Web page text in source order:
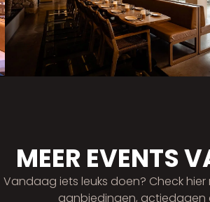
MEER EVENTS
Vandaag iets leuks doen? Check
aanbiedingen, actiedagen